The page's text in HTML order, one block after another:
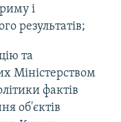
і
результатів;
та
Міністерством
фактів
об'єктів